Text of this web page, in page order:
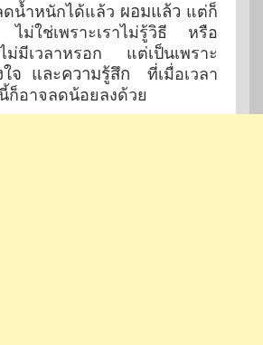
ำหนักได้แล้ว ผอมแล้ว แต่ก็
ม่ใช่เพราะเราไม่รู้วิธี หรือ
ไม่มีเวลาหรอก แต่เป็นเพราะ
จ และความรู้สึก
ที่เมื่อเวลา
ก็อาจลดน้อยลงด้วย